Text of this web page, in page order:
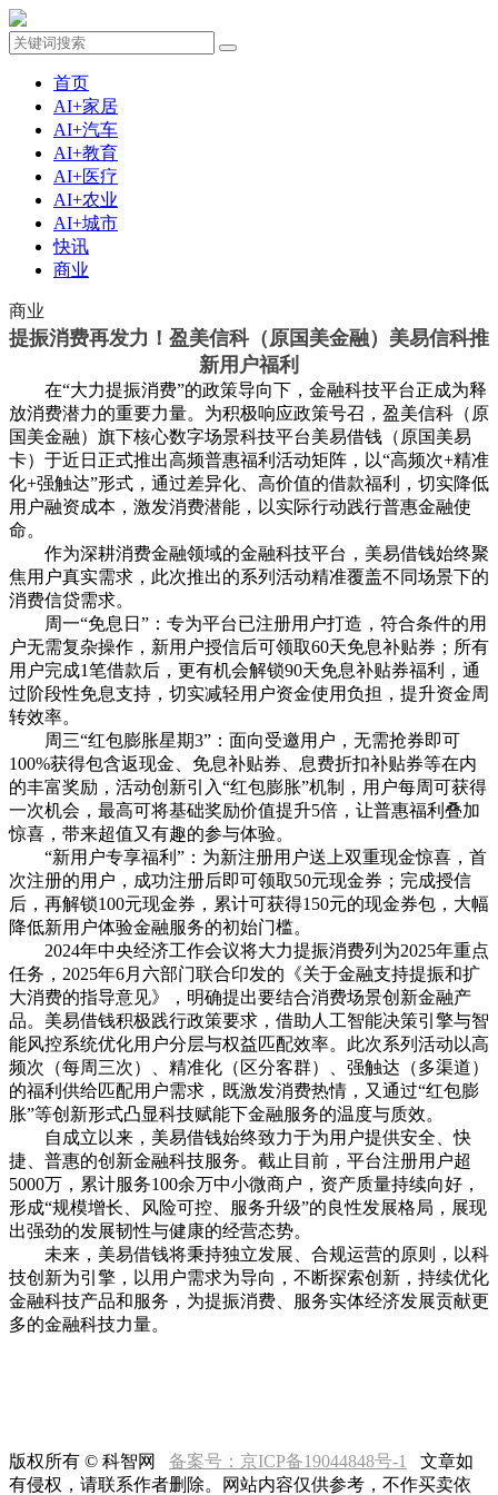
首页
AI+家居
AI+汽车
AI+教育
AI+医疗
AI+农业
AI+城市
快讯
商业
商业
提振消费再发力！盈美信科（原国美金融）美易信科推
新用户福利
在“大力提振消费”的政策导向下，金融科技平台正成为释
放消费潜力的重要力量。为积极响应政策号召，盈美信科（原
国美金融）旗下核心数字场景科技平台美易借钱（原国美易
卡）于近日正式推出高频普惠福利活动矩阵，以“高频次+精准
化+强触达”形式，通过差异化、高价值的借款福利，切实降低
用户融资成本，激发消费潜能，以实际行动践行普惠金融使
命。
作为深耕消费金融领域的金融科技平台，美易借钱始终聚
焦用户真实需求，此次推出的系列活动精准覆盖不同场景下的
消费信贷需求。
周一“免息日”：专为平台已注册用户打造，符合条件的用
户无需复杂操作，新用户授信后可领取60天免息补贴券；所有
用户完成1笔借款后，更有机会解锁90天免息补贴券福利，通
过阶段性免息支持，切实减轻用户资金使用负担，提升资金周
转效率。
周三“红包膨胀星期3”：面向受邀用户，无需抢券即可
100%获得包含返现金、免息补贴券、息费折扣补贴券等在内
的丰富奖励，活动创新引入“红包膨胀”机制，用户每周可获得
一次机会，最高可将基础奖励价值提升5倍，让普惠福利叠加
惊喜，带来超值又有趣的参与体验。
“新用户专享福利”：为新注册用户送上双重现金惊喜，首
次注册的用户，成功注册后即可领取50元现金券；完成授信
后，再解锁100元现金券，累计可获得150元的现金券包，大幅
降低新用户体验金融服务的初始门槛。
2024年中央经济工作会议将大力提振消费列为2025年重点
任务，2025年6月六部门联合印发的《关于金融支持提振和扩
大消费的指导意见》，明确提出要结合消费场景创新金融产
品。美易借钱积极践行政策要求，借助人工智能决策引擎与智
能风控系统优化用户分层与权益匹配效率。此次系列活动以高
频次（每周三次）、精准化（区分客群）、强触达（多渠道）
的福利供给匹配用户需求，既激发消费热情，又通过“红包膨
胀”等创新形式凸显科技赋能下金融服务的温度与质效。
自成立以来，美易借钱始终致力于为用户提供安全、快
捷、普惠的创新金融科技服务。截止目前，平台注册用户超
5000万，累计服务100余万中小微商户，资产质量持续向好，
形成“规模增长、风险可控、服务升级”的良性发展格局，展现
出强劲的发展韧性与健康的经营态势。
未来，美易借钱将秉持独立发展、合规运营的原则，以科
技创新为引擎，以用户需求为导向，不断探索创新，持续优化
金融科技产品和服务，为提振消费、服务实体经济发展贡献更
多的金融科技力量。
版权所有 © 科智网 备案号：京ICP备19044848号-1
文章如
有侵权，请联系作者删除。网站内容仅供参考，不作买卖依